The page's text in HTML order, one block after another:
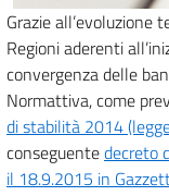
Grazie all’evoluzione
Regioni aderenti
convergenza delle
Normattiva, come
di stabilità 2014
conseguentedecreto
il 18.9.2015 in